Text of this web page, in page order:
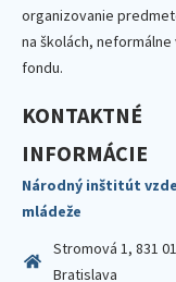
organizovanie
na školách,
fondu.
KONTAKTNÉ
INFORMÁCIE
Národný inštitút
mládeže
Stromová 1, 831 01
Bratislava